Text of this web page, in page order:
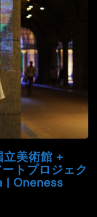
美術館 +
トプロジェク
| Oneness